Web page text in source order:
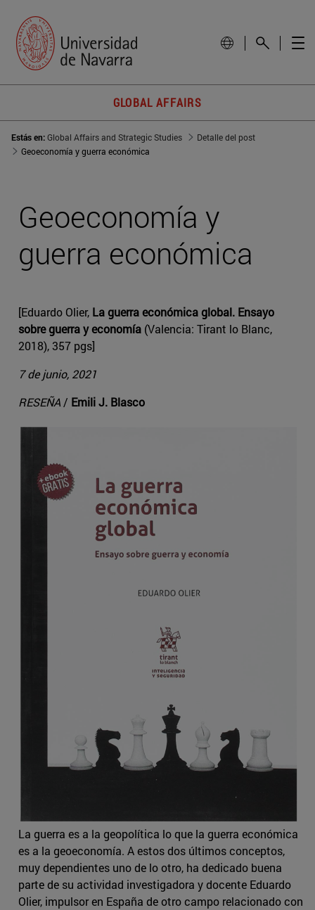
GLOBAL AFFAIRS
Estás en:Global Affairs and Strategic Studies
Detalle del post
Geoeconomía y guerra económica
Geoeconomía y
guerra económica
[Eduardo Olier, La guerra económica global. Ensayo
sobre guerra y economía (Valencia: Tirant lo Blanc,
2018), 357 pgs]
7 de junio, 2021
RESEÑA / Emili J. Blasco
La guerra es a la geopolítica lo que la guerra económica
es a la geoeconomía. A estos dos últimos conceptos,
muy dependientes uno de lo otro, ha dedicado buena
parte de su actividad investigadora y docente Eduardo
Olier, impulsor en España de otro campo relacionado con